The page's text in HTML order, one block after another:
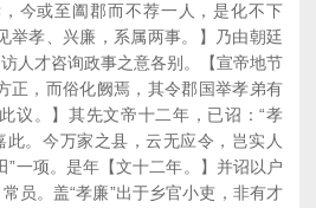
今或至阖郡而不荐一人，是化不下
举孝、兴廉，系属两事。】乃由朝廷
人才咨询政事之意各别。【宣帝地节
正，而俗化阙焉，其令郡国举孝弟有
议。】其先文帝十二年，已诏：“孝
。今万家之县，云无应令，岂实人
”一项。是年【文十二年。】并诏以户
员。盖“孝廉”出于乡官小吏，非有才